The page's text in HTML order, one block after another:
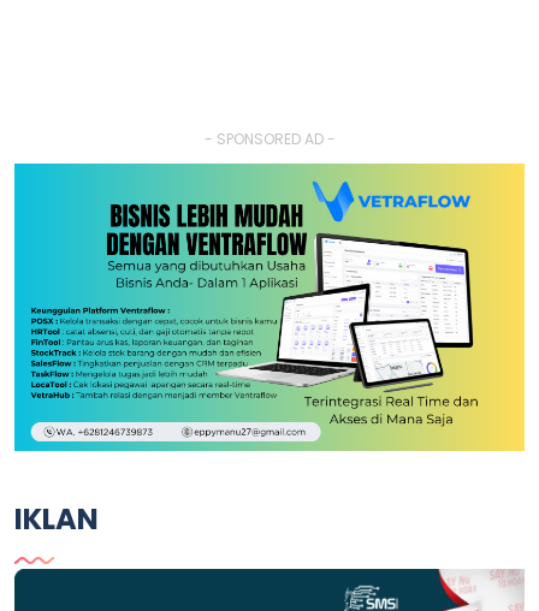
- SPONSORED AD -
IKLAN